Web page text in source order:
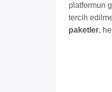
platformun
tercih
paketler,